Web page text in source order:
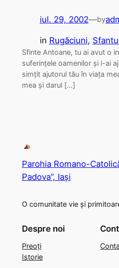
iul. 29, 2002—by
in Rugăciuni,
Sfinte Antoane, tu ai avut o
suferinţele oamenilor şi i-ai
simţit ajutorul tău în viaţa
mea şi darul […]
Parohia Romano-
Padova”, Iași
O comunitate vie și
Despre noi
Preoți
Istorie